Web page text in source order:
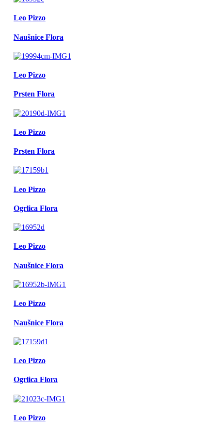
Leo Pizzo
Naušnice Flora
Leo Pizzo
Prsten Flora
Leo Pizzo
Prsten Flora
Leo Pizzo
Ogrlica Flora
Leo Pizzo
Naušnice Flora
Leo Pizzo
Naušnice Flora
Leo Pizzo
Ogrlica Flora
Leo Pizzo